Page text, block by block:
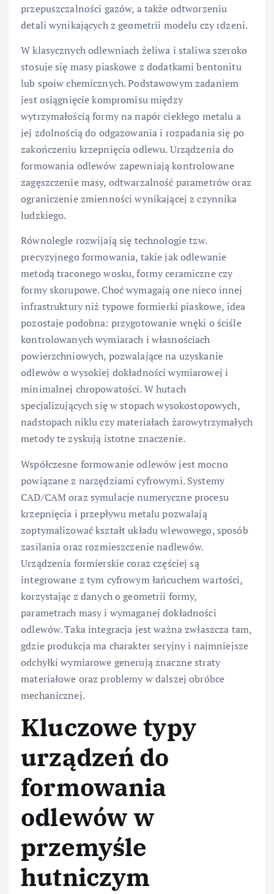
przepuszczalności gazów, a także odtworzeniu
detali wynikających z geometrii modelu czy rdzeni.
W klasycznych odlewniach żeliwa i staliwa szeroko
stosuje się masy piaskowe z dodatkami bentonitu
lub spoiw chemicznych. Podstawowym zadaniem
jest osiągnięcie kompromisu między
wytrzymałością formy na napór ciekłego metalu a
jej zdolnością do odgazowania i rozpadania się po
zakończeniu krzepnięcia odlewu. Urządzenia do
formowania odlewów zapewniają kontrolowane
zagęszczenie masy, odtwarzalność parametrów oraz
ograniczenie zmienności wynikającej z czynnika
ludzkiego.
Równolegle rozwijają się technologie tzw.
precyzyjnego formowania, takie jak odlewanie
metodą traconego wosku, formy ceramiczne czy
formy skorupowe. Choć wymagają one nieco innej
infrastruktury niż typowe formierki piaskowe, idea
pozostaje podobna: przygotowanie wnęki o ściśle
kontrolowanych wymiarach i własnościach
powierzchniowych, pozwalające na uzyskanie
odlewów o wysokiej dokładności wymiarowej i
minimalnej chropowatości. W hutach
specjalizujących się w stopach wysokostopowych,
nadstopach niklu czy materiałach żarowytrzymałych
metody te zyskują istotne znaczenie.
Współczesne formowanie odlewów jest mocno
powiązane z narzędziami cyfrowymi. Systemy
CAD/CAM oraz symulacje numeryczne procesu
krzepnięcia i przepływu metalu pozwalają
zoptymalizować kształt układu wlewowego, sposób
zasilania oraz rozmieszczenie nadlewów.
Urządzenia formierskie coraz częściej są
integrowane z tym cyfrowym łańcuchem wartości,
korzystając z danych o geometrii formy,
parametrach masy i wymaganej dokładności
odlewów. Taka integracja jest ważna zwłaszcza tam,
gdzie produkcja ma charakter seryjny i najmniejsze
odchyłki wymiarowe generują znaczne straty
materiałowe oraz problemy w dalszej obróbce
mechanicznej.
Kluczowe typy
urządzeń do
formowania
odlewów w
przemyśle
hutniczym